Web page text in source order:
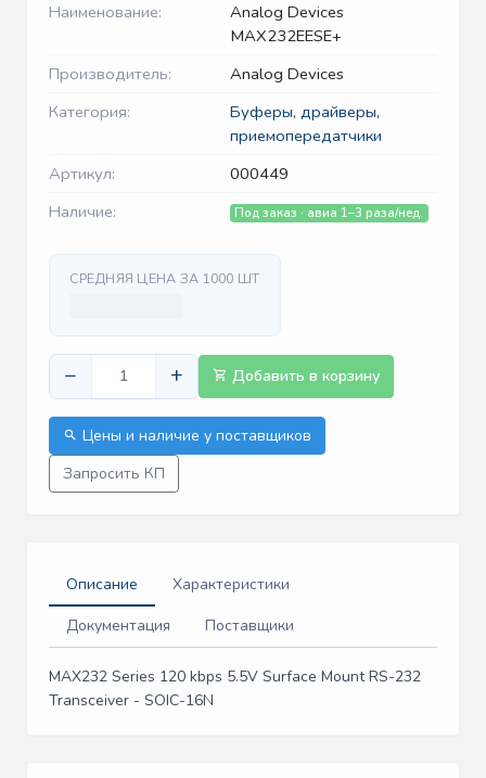
Наименование:
Analog Devices
MAX232EESE+
Производитель:
Analog Devices
Категория:
Буферы, драйверы,
приемопередатчики
Артикул:
000449
Наличие:
Под заказ · авиа 1–3 раза/нед.
СРЕДНЯЯ ЦЕНА ЗА 1000 ШТ
− + Добавить в корзину
Цены и наличие у поставщиков
Запросить КП
Описание
Характеристики
Документация
Поставщики
MAX232 Series 120 kbps 5.5V Surface Mount RS-232
Transceiver - SOIC-16N